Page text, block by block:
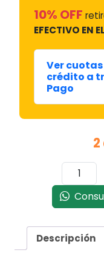
10% OFF
EFECTIVO EN
Ver
crédito a
Pago
Tiraje
Orbis
Modelo
Mediano
cantidad
Descripción